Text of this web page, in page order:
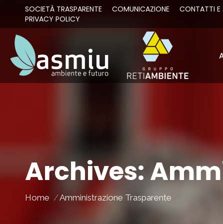
SOCIETÀ TRASPARENTE COMUNICAZIONE CONTATTI E
PRIVACY POLICY
Archives:
You are here:
Home Amministrazione Trasparente